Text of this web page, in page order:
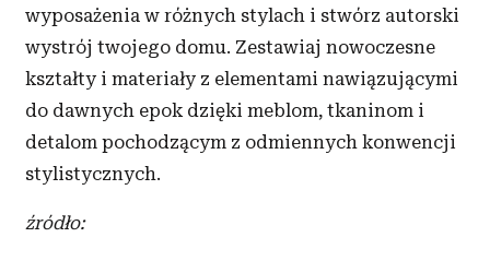
wyposażenia w różnych stylach i stwórz autorski
wystrój twojego domu. Zestawiaj nowoczesne
kształty i materiały z elementami nawiązującymi
do dawnych epok dzięki meblom, tkaninom i
detalom pochodzącym z odmiennych konwencji
stylistycznych.
źródło: